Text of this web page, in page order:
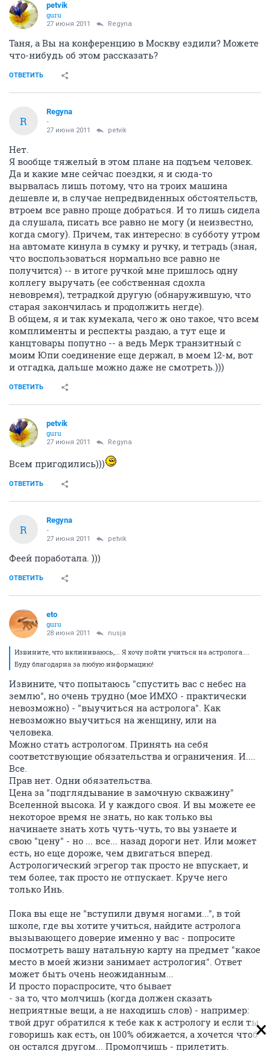
petvik
guru
27 июня 2011 Regyna
Таня, а Вы на конференцию в Москву ездили? Можете
что-нибудь об этом рассказать?
ОТВЕТИТЬ
R
Regyna
-
27 июня 2011 petvik
Нет.
Я вообще тяжелый в этом плане на подъем человек.
Да и какие мне сейчас поездки, я и сюда-то
вырвалась лишь потому, что на троих машина
дешевле и, в случае непредвиденных обстоятельств,
втроем все равно проще добраться. И то лишь сидела
да слушала, писать все равно не могу (и неизвестно,
когда смогу). Причем, так интересно: в субботу утром
на автомате кинула в сумку и ручку, и тетрадь (зная,
что воспользоваться нормально все равно не
получится) -- в итоге ручкой мне пришлось одну
коллегу выручать (ее собственная сдохла
невовремя), тетрадкой другую (обнаружившую, что
старая закончилась и продолжить негде).
В общем, я и так кумекала, чего ж оно такое, что всем
комплименты и респекты раздаю, а тут еще и
канцтовары попутно -- а ведь Мерк транзитный с
моим Юпи соединение еще держал, в моем 12-м, вот
и отгадка, дальше можно даже не смотреть.)))
ОТВЕТИТЬ
petvik
guru
27 июня 2011 Regyna
Всем пригодились)))
ОТВЕТИТЬ
R
Regyna
-
27 июня 2011 petvik
Феей поработала. )))
ОТВЕТИТЬ
eto
guru
28 июня 2011 nusja
Извините, что вклиниваюсь,... Я хочу пойти учиться на астролога....
Буду благодарна за любую информацию!
Извините, что попытаюсь "спустить вас с небес на
землю", но очень трудно (мое ИМХО - практически
невозможно) - "выучиться на астролога". Как
невозможно выучиться на женщину, или на
человека.
Можно стать астрологом. Принять на себя
соответствующие обязательства и ограничения. И....
Все.
Прав нет. Одни обязательства.
Цена за "подглядывание в замочную скважину"
Вселенной высока. И у каждого своя. И вы можете ее
некоторое время не знать, но как только вы
начинаете знать хоть чуть-чуть, то вы узнаете и
свою "цену" - но ... все... назад дороги нет. Или может
есть, но еще дороже, чем двигаться вперед.
Астрологический эгрегор так просто не впускает, и
тем более, так просто не отпускает. Круче него
только Инь.
Пока вы еще не "вступили двумя ногами...", в той
школе, где вы хотите учиться, найдите астролога
вызывающего доверие именно у вас - попросите
посмотреть вашу натальную карту на предмет "какое
место в моей жизни занимает астрология". Ответ
может быть очень неожиданным...
И просто пораспросите, что бывает
- за то, что молчишь (когда должен сказать
неприятные вещи, а не находишь слов) - например:
твой друг обратился к тебе как к астрологу и если ты
говоришь как есть, он 100% обижается, а хочется чтоб
он остался другом... Промолчишь - прилетить.